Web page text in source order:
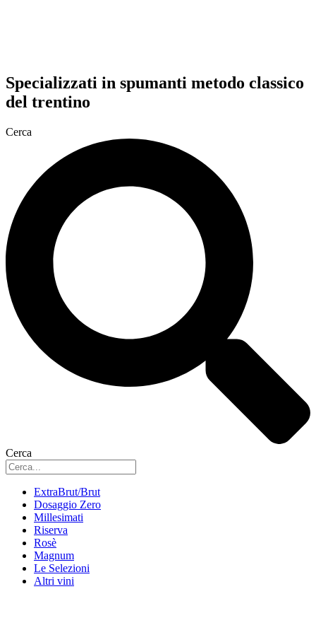
Specializzati in spumanti metodo classico
del trentino
Cerca
Cerca
ExtraBrut/Brut
Dosaggio Zero
Millesimati
Riserva
Rosè
Magnum
Le Selezioni
Altri vini